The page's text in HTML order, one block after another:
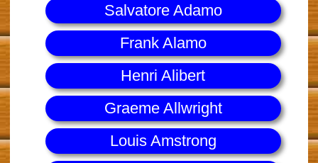
Salvatore Adamo
Frank Alamo
Henri Alibert
Graeme Allwright
Louis Amstrong